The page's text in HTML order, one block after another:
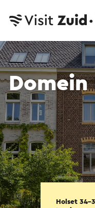
Domein
Holset 34-